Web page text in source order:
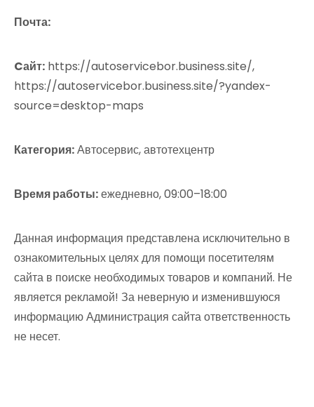
Почта:
Cайт: https://autoservicebor.business.site/,
https://autoservicebor.business.site/?yandex-
source=desktop-maps
Категория:Автосервис, автотехцентр
Время работы:ежедневно, 09:00–18:00
Данная информация представлена исключительно в
ознакомительных целях для помощи посетителям
сайта в поиске необходимых товаров и компаний. Не
является рекламой! За неверную и изменившуюся
информацию Администрация сайта ответственность
не несет.